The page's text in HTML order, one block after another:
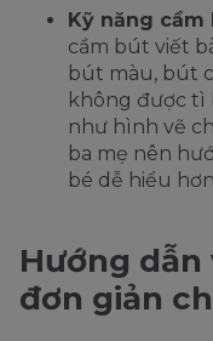
Kỹ năng cầm
cầm bút viết
bút màu, bút
không được tì
như hình vẽ
ba mẹ nên
bé dễ hiểu
Hướng dẫn
đơn giản